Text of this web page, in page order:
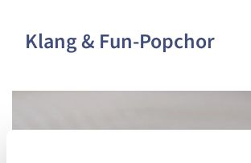
Klang & Fun-Popchor